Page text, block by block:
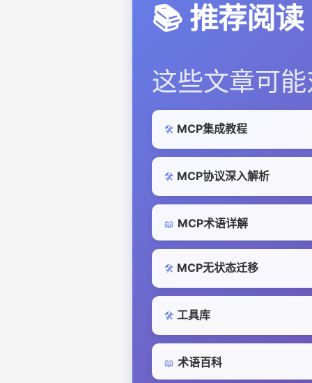
📚 推荐阅读
这些文章可
🛠️ MCP集成教程
🛠️ MCP协议深入解析
📖 MCP术语详解
🛠️ MCP无状态迁移
🛠️ 工具库
📖 术语百科